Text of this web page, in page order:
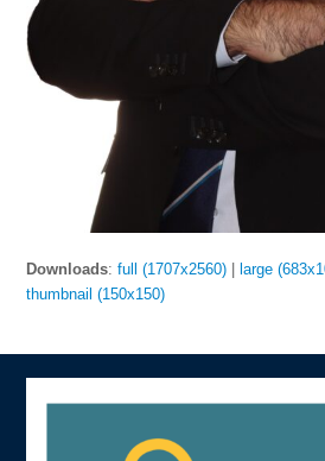
Downloads:full (1707x2560) large
thumbnail (150x150)